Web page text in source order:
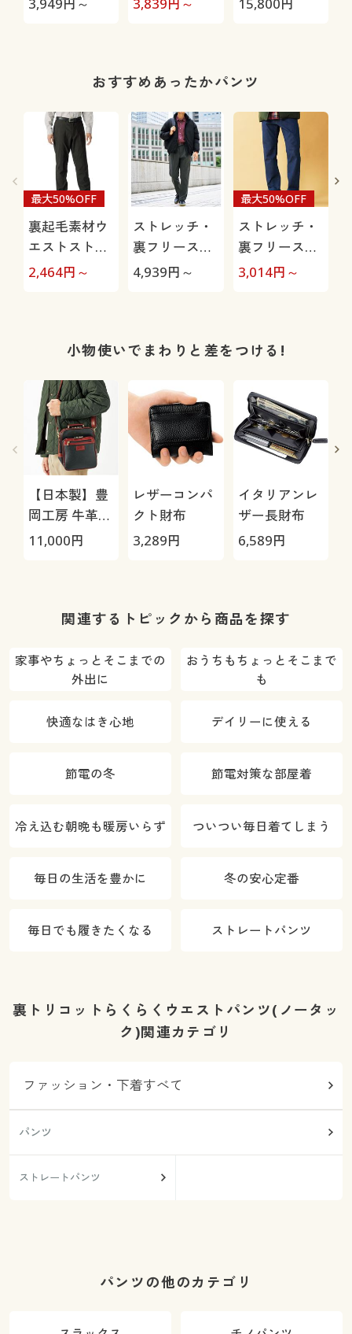
い・人気商
下展開・節電
対策)
おすすめあったかパンツ
裏起毛素材ウ
エストストレ
ッチ・テーパ
最大50%OFF
2,464円～
ストレッチ・
裏フリースツ
ータックパン
4,939円～
ストレッチ・
裏フリースジ
ーンズ
最大50%OFF
3,014円～
小物使いでまわりと差をつける!
【日本製】豊
岡工房 牛革使
いバッグ
11,000円
レザーコンパ
クト財布
3,289円
イタリアンレ
ザー長財布
6,589円
関連するトピックから商品を探す
家事やちょっとそこまでの
外出に
おうちもちょっとそこまで
も
快適なはき心地 デイリーに使える
節電の冬 節電対策な部屋着
冷え込む朝晩も暖房いらず ついつい毎日着てしまう
毎日の生活を豊かに 冬の安心定番
毎日でも履きたくなる ストレートパンツ
裏トリコットらくらくウエストパンツ(ノータッ
ク)関連カテゴリ
ファッション・下着すべて
パンツ
ストレートパンツ
パンツの他のカテゴリ